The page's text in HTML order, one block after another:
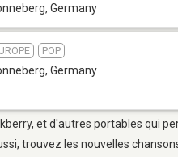
, Germany
POP
, Germany
et d'autres portables qui
trouvez les nouvelles